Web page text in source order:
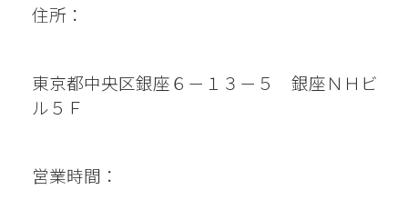
住所：
東京都中央区銀座６－１３－５　銀座ＮＨビ
ル５Ｆ
営業時間：